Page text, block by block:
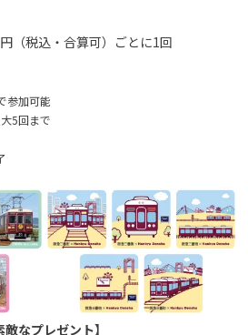
（税込・合算可）ごとに1回
参加可能
5回まで
なプレゼント】